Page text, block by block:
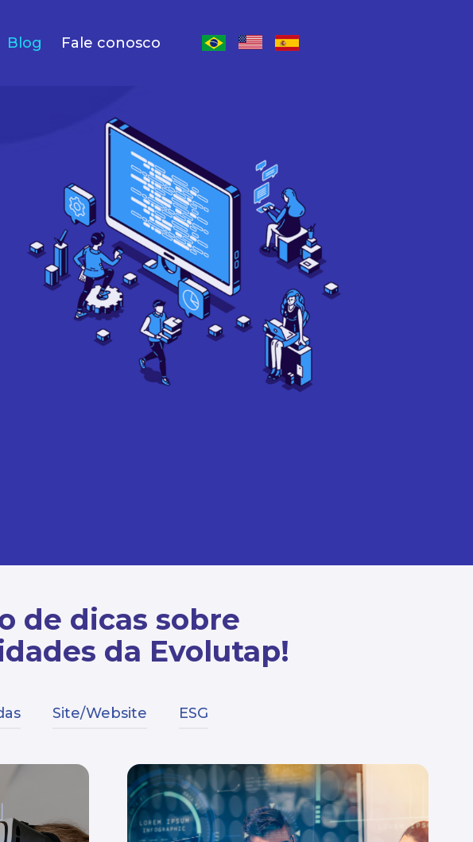
Blog Fale conosco
de dicas sobre
da Evolutap!
Site/Website ESG